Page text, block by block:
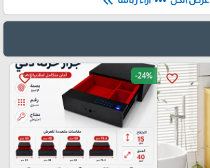
🎓
favorite_border
favorite_border -24%